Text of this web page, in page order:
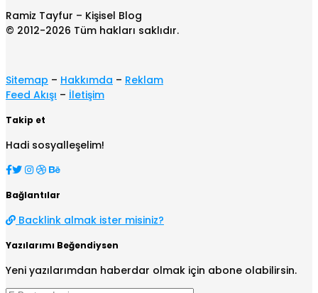
Ramiz Tayfur – Kişisel Blog
© 2012-2026 Tüm hakları saklıdır.
Sitemap – Hakkımda – Reklam
Feed Akışı – İletişim
Takip et
Hadi sosyalleşelim!
Bağlantılar
Backlink almak ister misiniz?
Yazılarımı Beğendiysen
Yeni yazılarımdan haberdar olmak için abone olabilirsin.